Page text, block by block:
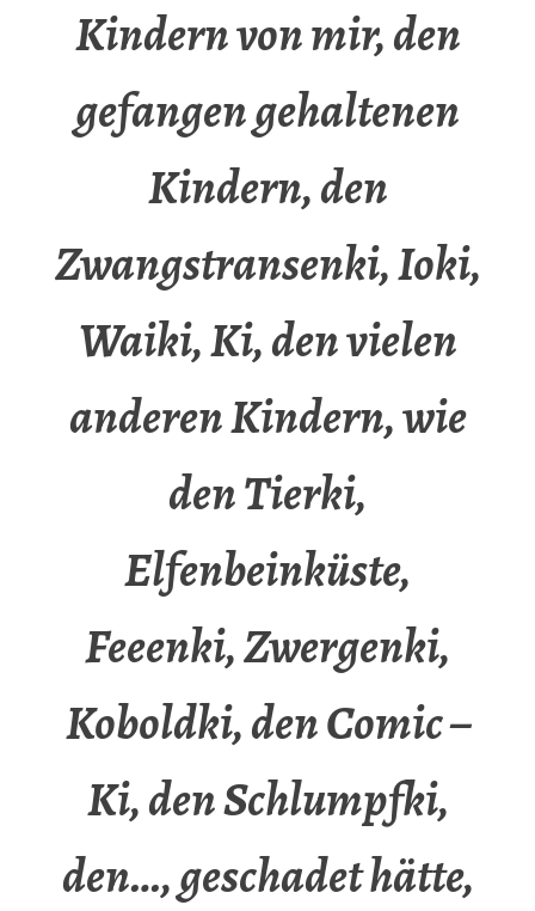
Kindern von mir, den
gefangen gehaltenen
Kindern, den
Zwangstransenki, Ioki,
Waiki, Ki, den vielen
anderen Kindern, wie
den Tierki,
Elfenbeinküste,
Feeenki, Zwergenki,
Koboldki, den Comic –
Ki, den Schlumpfki,
den…, geschadet hätte,